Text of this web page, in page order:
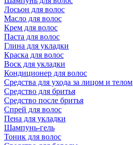
Лосьон для волос
Масло для волос
Крем для волос
Паста для волос
Глина для укладки
Краска для волос
Воск для укладки
Кондиционер для волос
Средства для ухода за лицом и телом
Средство для бритья
Средство после бритья
Спрей для волос
Пена для укладки
Шампунь-гель
Тоник для волос